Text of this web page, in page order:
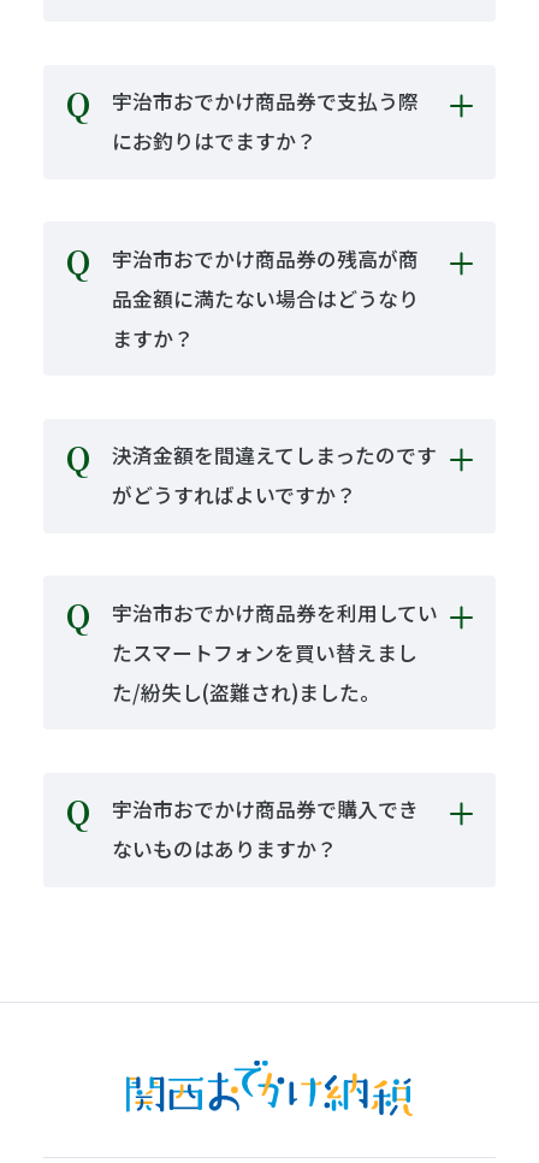
宇治市おでかけ商品券で支払う際
にお釣りはでますか？
宇治市おでかけ商品券の残高が商
品金額に満たない場合はどうなり
ますか？
決済金額を間違えてしまったのです
がどうすればよいですか？
宇治市おでかけ商品券を利用してい
たスマートフォンを買い替えまし
た/紛失し(盗難され)ました。
宇治市おでかけ商品券で購入でき
ないものはありますか？